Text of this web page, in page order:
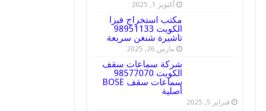
أكتوبر 1, 2025
مكتب استخراج فيزا
الكويت 98951133
تاشيرة شنغن سريعة
مارس 26, 2025
شركة سماعات سقف
الكويت 98577070
سماعات سقف BOSE
أصلية
فبراير 5, 2025